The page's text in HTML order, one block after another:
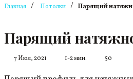
Главная / Потолки / Парящий
Парящий
7 Июл, 2021 1-2 мин. 50